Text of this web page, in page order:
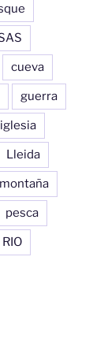
cueva
guerra
iglesia
Lleida
montaña
pesca
RIO